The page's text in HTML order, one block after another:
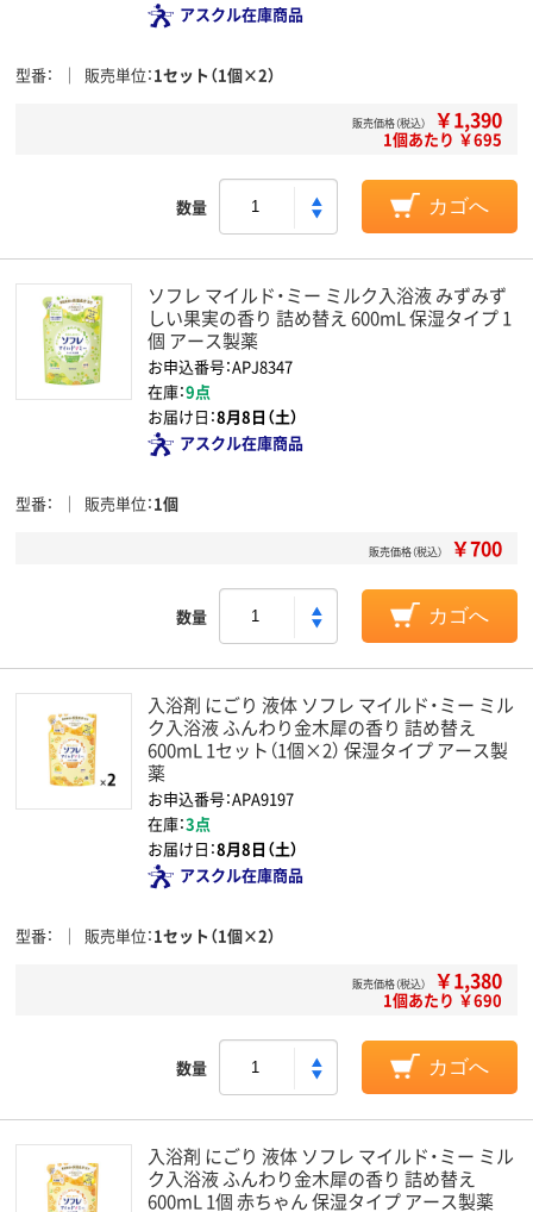
アスクル在庫商品
型番 販売単位 1セット（1個×2）
販売価格（税込） ￥1,390
1個あたり ￥695
数量 カゴへ
ソフレ マイルド・ミー ミルク入浴液 みずみず
しい果実の香り 詰め替え 600mL 保湿タイプ 1
個 アース製薬
お申込番号：APJ8347
在庫：9点
お届け日：8月8日（土）
アスクル在庫商品
型番 販売単位 1個
販売価格（税込） ￥700
数量 カゴへ
入浴剤 にごり 液体 ソフレ マイルド・ミー ミル
ク入浴液 ふんわり金木犀の香り 詰め替え
600mL 1セット（1個×2） 保湿タイプ アース製
薬
お申込番号：APA9197
在庫：3点
お届け日：8月8日（土）
アスクル在庫商品
型番 販売単位 1セット（1個×2）
販売価格（税込） ￥1,380
1個あたり ￥690
数量 カゴへ
入浴剤 にごり 液体 ソフレ マイルド・ミー ミル
ク入浴液 ふんわり金木犀の香り 詰め替え
600mL 1個 赤ちゃん 保湿タイプ アース製薬